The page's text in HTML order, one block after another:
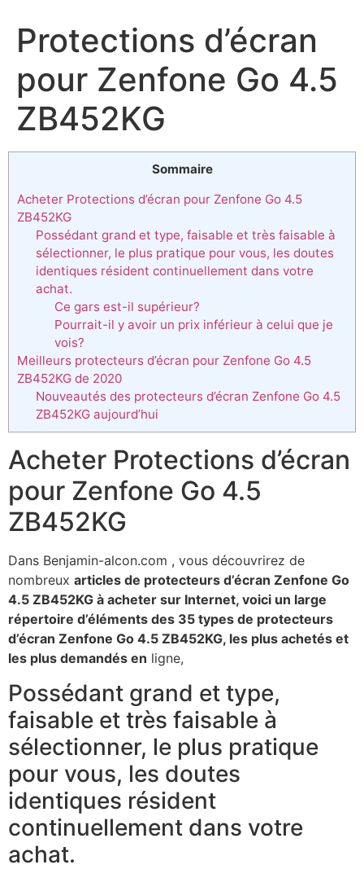
Protections d’écran
pour Zenfone Go 4.5
ZB452KG
Sommaire
Acheter Protections d’écran pour Zenfone Go 4.5
ZB452KG
Possédant grand et type, faisable et très faisable à
sélectionner, le plus pratique pour vous, les doutes
identiques résident continuellement dans votre
achat.
Ce gars est-il supérieur?
Pourrait-il y avoir un prix inférieur à celui que je
vois?
Meilleurs protecteurs d’écran pour Zenfone Go 4.5
ZB452KG de 2020
Nouveautés des protecteurs d’écran Zenfone Go 4.5
ZB452KG aujourd’hui
Acheter Protections d’écran
pour Zenfone Go 4.5
ZB452KG
Dans Benjamin-alcon.com , vous découvrirez de
nombreux articles de protecteurs d’écran Zenfone Go
4.5 ZB452KG à acheter sur Internet, voici un large
répertoire d’éléments des 35 types de protecteurs
d’écran Zenfone Go 4.5 ZB452KG, les plus achetés et
les plus demandés en ligne,
Possédant grand et type,
faisable et très faisable à
sélectionner, le plus pratique
pour vous, les doutes
identiques résident
continuellement dans votre
achat.